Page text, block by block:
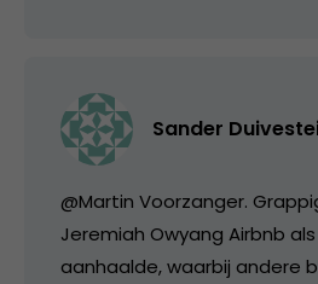
Sander
@Martin Voorzanger.
Jeremiah Owyang Airbnb
aanhaalde, waarbij andere